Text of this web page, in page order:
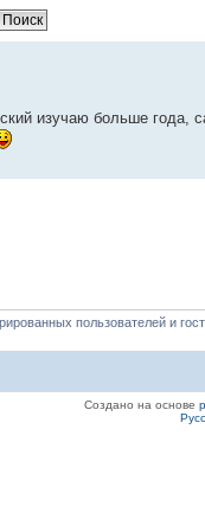
изучаю больше года,
пользователей и
Создано на основе